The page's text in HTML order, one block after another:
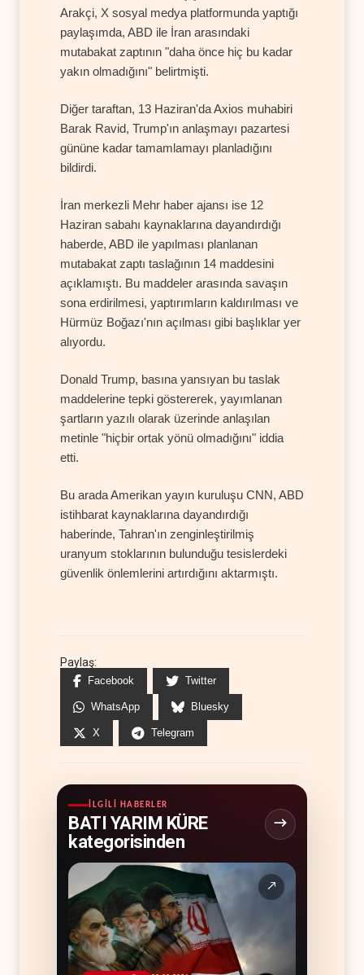
Arakçi, X sosyal medya platformunda yaptığı
paylaşımda, ABD ile İran arasındaki
mutabakat zaptının "daha önce hiç bu kadar
yakın olmadığını" belirtmişti.
Diğer taraftan, 13 Haziran'da Axios muhabiri
Barak Ravid, Trump'ın anlaşmayı pazartesi
gününe kadar tamamlamayı planladığını
bildirdi.
İran merkezli Mehr haber ajansı ise 12
Haziran sabahı kaynaklarına dayandırdığı
haberde, ABD ile yapılması planlanan
mutabakat zaptı taslağının 14 maddesini
açıklamıştı. Bu maddeler arasında savaşın
sona erdirilmesi, yaptırımların kaldırılması ve
Hürmüz Boğazı'nın açılması gibi başlıklar yer
alıyordu.
Donald Trump, basına yansıyan bu taslak
maddelerine tepki göstererek, yayımlanan
şartların yazılı olarak üzerinde anlaşılan
metinle "hiçbir ortak yönü olmadığını" iddia
etti.
Bu arada Amerikan yayın kuruluşu CNN, ABD
istihbarat kaynaklarına dayandırdığı
haberinde, Tahran'ın zenginleştirilmiş
uranyum stoklarının bulunduğu tesislerdeki
güvenlik önlemlerini artırdığını aktarmıştı.
Paylaş:
Facebook Twitter
WhatsApp Bluesky
X Telegram
İLGILI HABERLER
BATI YARIM KÜRE
kategorisinden
↗